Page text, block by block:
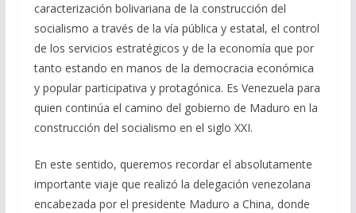
caracterización bolivariana de la construcción del
socialismo a través de la vía pública y estatal, el control
de los servicios estratégicos y de la economía que por
tanto estando en manos de la democracia económica
y popular participativa y protagónica. Es Venezuela para
quien continúa el camino del gobierno de Maduro en la
construcción del socialismo en el siglo XXI.
En este sentido, queremos recordar el absolutamente
importante viaje que realizó la delegación venezolana
encabezada por el presidente Maduro a China, donde